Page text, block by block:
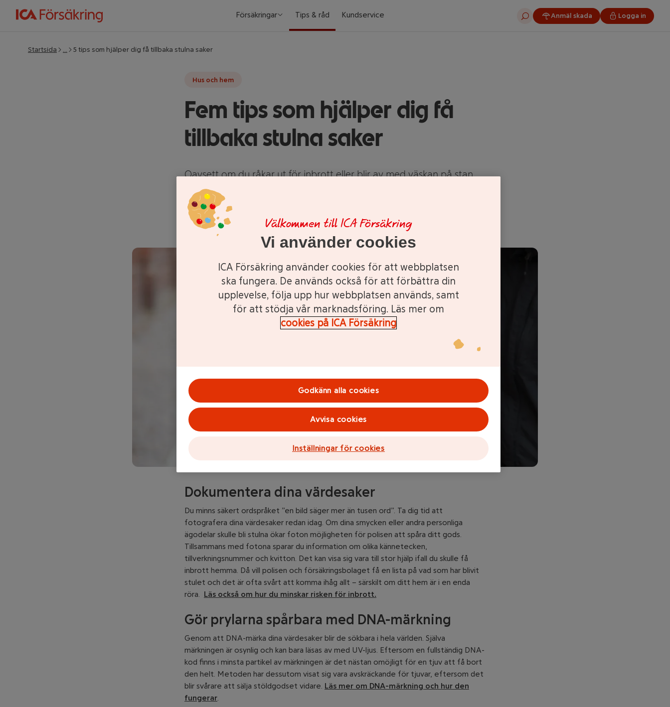
Försäkringar Tips & råd Kundservice
Sök Anmäl skada Logga in
Startsida … 5 tips som hjälper dig få tillbaka stulna saker
Hus och hem
Fem tips som hjälper dig få
tillbaka stulna saker
Oavsett om du råkar ut för inbrott eller blir av med väskan på stan
finns det en chans att få tillbaks dina stulna prylar. Här är fem tips
som ökar dina möjligheter.
Uppdaterad Publicerad 2024-03-01
Dokumentera dina värdesaker
Du minns säkert ordspråket ”en bild säger mer än tusen ord”. Ta dig tid att
fotografera dina värdesaker redan idag. Om dina smycken eller andra personliga
ägodelar skulle bli stulna ökar foton möjligheten för polisen att spåra ditt gods.
Tillsammans med fotona sparar du information om olika kännetecken,
tillverkningsnummer och kvitton. Det kan visa sig vara till stor hjälp ifall du skulle få
inbrott hemma. Då vill polisen och försäkringsbolaget få en lista på vad som har blivit
stulet och det är ofta svårt att komma ihåg allt – särskilt om ditt hem är i en enda
röra. Läs också om hur du minskar risken för inbrott.
Gör prylarna spårbara med DNA-märkning
Genom att DNA-märka dina värdesaker blir de sökbara i hela världen. Själva
märkningen är osynlig och kan bara läsas av med UV-ljus. Eftersom en fullständig DNA-
kod finns i minsta partikel av märkningen är det nästan omöjligt för en tjuv att få bort
den helt. Metoden har dessutom visat sig vara avskräckande för tjuvar, eftersom det
blir svårare att sälja stöldgodset vidare. Läs mer om DNA-märkning och hur den
fungerar.
Välkommen till ICA Försäkring
Vi använder cookies
ICA Försäkring använder cookies för att webbplatsen
ska fungera. De används också för att förbättra din
upplevelse, följa upp hur webbplatsen används, samt
för att stödja vår marknadsföring. Läs mer om
cookies på ICA Försäkring
Avvisa cookies
Godkänn alla cookies
Inställningar för cookies